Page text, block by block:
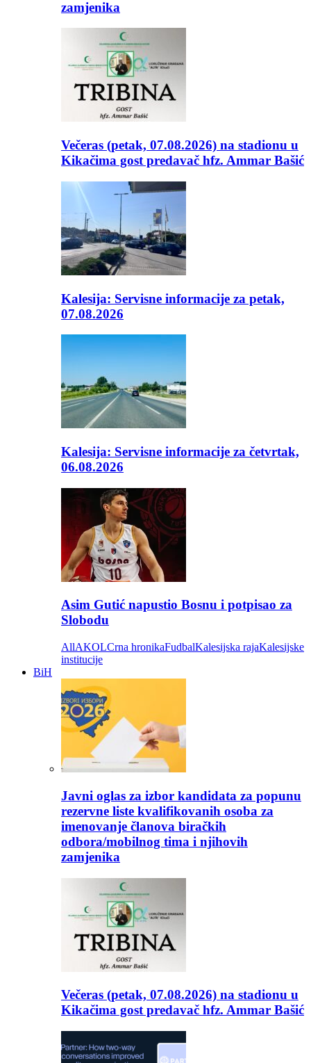
zamjenika
Večeras (petak, 07.08.2026) na stadionu u
Kikačima gost predavač hfz. Ammar Bašić
Kalesija: Servisne informacije za petak,
07.08.2026
Kalesija: Servisne informacije za četvrtak,
06.08.2026
Asim Gutić napustio Bosnu i potpisao za
Slobodu
AllAKOLCrna hronikaFudbalKalesijska rajaKalesijske
institucije
BiH
Javni oglas za izbor kandidata za popunu
rezervne liste kvalifikovanih osoba za
imenovanje članova biračkih
odbora/mobilnog tima i njihovih
zamjenika
Večeras (petak, 07.08.2026) na stadionu u
Kikačima gost predavač hfz. Ammar Bašić